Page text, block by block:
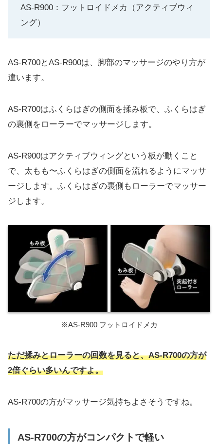
AS-R900：フットロイドメカ（アクティブウィ
ング）
AS-R700とAS-R900は、脚部のマッサージのやり方が
違います。
AS-R700はふくらはぎの側面を揉み板で、ふくらはぎ
の裏側をローラーでマッサージします。
AS-R900はアクティブウィングという板が動くこと
で、太もも〜ふくらはぎの側面を流れるようにマッサ
ージします。ふくらはぎの裏側もローラーでマッサー
ジします。
※AS-R900 フットロイドメカ
ただ揉みとローラーの回数を見ると、AS-R700の方が
2倍ぐらい多いんですよ。
AS-R700の方がマッサージ気持ちよさそうですね。
AS-R700の方がコンパクトで軽い